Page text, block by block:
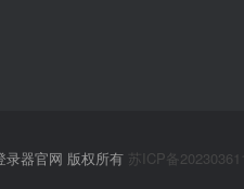
录器官网 版权所有 苏ICP备